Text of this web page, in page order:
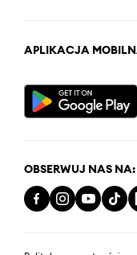
APLIKACJA
OBSERWUJ NAS NA: